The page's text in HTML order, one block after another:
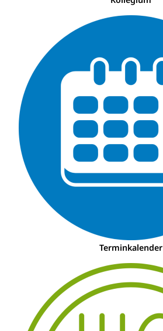
Terminkalender